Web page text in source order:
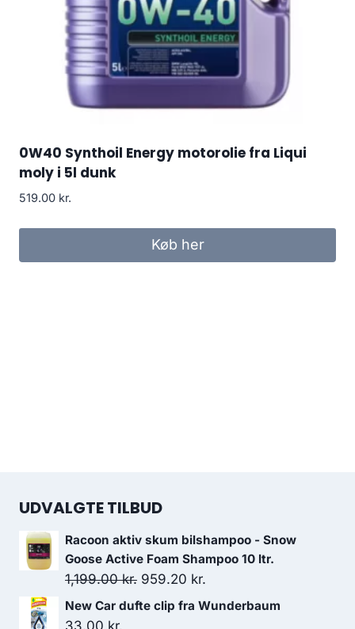
0W40 Synthoil Energy motorolie fra Liqui
moly i 5l dunk
519.00 kr.
Køb her
UDVALGTE TILBUD
Racoon aktiv skum bilshampoo - Snow
Goose Active Foam Shampoo 10 ltr.
1,199.00kr. Den
oprindelige
959.20 kr.
aktuelle
New Car dufte clip fra Wunderbaum
33.00 kr.